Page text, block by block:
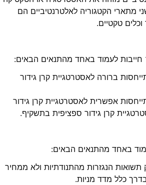
מתארי הקטגוריה לאלטרנטיביים הם
טקטיים.
חייבות לעמוד באחד מהתנאים הבאים:
ברורה לאסטרטגיית קרן גידור
אפשרית לאסטרטגיית קרן גידור
קרן גידור ספציפית בתשקיף.
באחד מהתנאים הבאים:
תשואות הנגזרות מהתנודתיות ולא ממחיר
כלל מדד מניות.